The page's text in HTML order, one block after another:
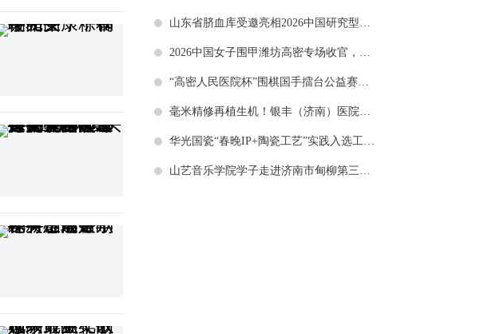
山东省脐血库受邀亮相2026中国研究型医院学会学术会议
2026中国女子围甲潍坊高密专场收官，山东平原桃花开队2:1力克贵州贵旅集团队
“高密人民医院杯”围棋国手擂台公益赛启幕：民间棋友与职业九段同台切磋，共享围棋之乐
毫米精修再植生机！银丰（济南）医院成功实施断指再植合并肌腱修复手术
华光国瓷“春晚IP+陶瓷工艺”实践入选工信部质量提升与品牌建设典型案例
山艺音乐学院学子走进济南市甸柳第三社区开展暑期“三下乡”社会实践活动